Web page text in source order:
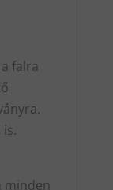
falra
minden